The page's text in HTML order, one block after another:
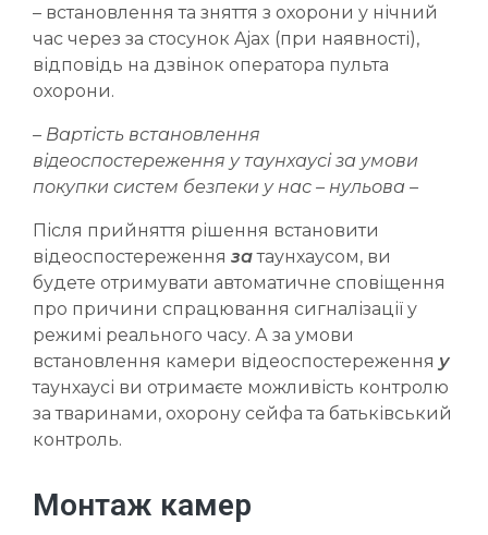
– встановлення та зняття з охорони у нічний
час через за стосунок Ajax (при наявності),
відповідь на дзвінок оператора пульта
охорони.
– Вартість встановлення
відеоспостереження у таунхаусі за умови
покупки систем безпеки у нас – нульова –
Після прийняття рішення встановити
відеоспостереження затаунхаусом, ви
будете отримувати автоматичне сповіщення
про причини спрацювання сигналізації у
режимі реального часу. А за умови
встановлення камери відеоспостереження у
таунхаусі ви отримаєте можливість контролю
за тваринами, охорону сейфа та батьківський
контроль.
Монтаж камер